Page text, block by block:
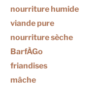
nourriture humide
viande pure
nourriture sèche
BarfÀGo
friandises
mâche